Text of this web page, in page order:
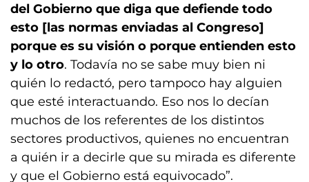
del Gobierno que diga que defiende todo
esto [las normas enviadas al Congreso]
porque es su visión o porque entienden esto
y lo otro. Todavía no se sabe muy bien ni
quién lo redactó, pero tampoco hay alguien
que esté interactuando. Eso nos lo decían
muchos de los referentes de los distintos
sectores productivos, quienes no encuentran
a quién ir a decirle que su mirada es diferente
y que el Gobierno está equivocado”.